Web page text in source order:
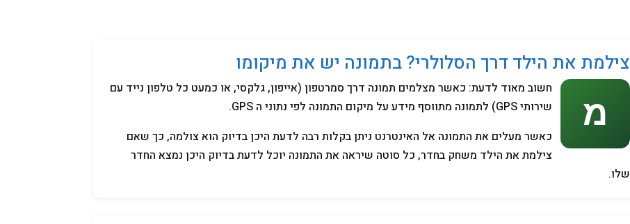
צילמת את הילד דרך הסלולרי? בתמונה יש את מיקומו
חשוב מאוד לדעת: כאשר מצלמים תמונה דרך סמרטפון (אייפון, גלקסי, או כמעט כל טלפון נייד עם
שירותי GPS) לתמונה מתווסף מידע על מיקום התמונה לפי נתוני ה GPS.
כאשר מעלים את התמונה אל האינטרנט ניתן בקלות רבה לדעת היכן בדיוק הוא צולמה, כך שאם
צילמת את הילד משחק בחדר, כל סוטה שיראה את התמונה יוכל לדעת בדיוק היכן נמצא החדר
שלו.